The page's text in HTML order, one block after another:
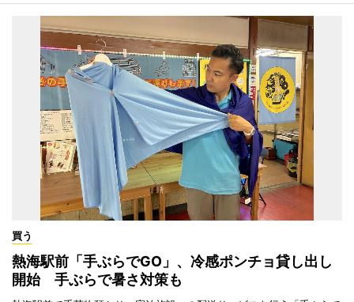
買う
熱海駅前「手ぶらでGO」、冷感ポンチョ貸し出し
開始 手ぶらで暑さ対策も